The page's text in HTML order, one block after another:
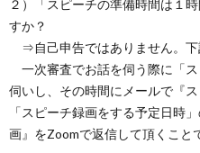
２）「スピーチの準備時間は１
すか？
⇒自己申告ではありません。下
一次審査でお話を伺う際に「
伺いし、その時間にメールで『
「スピーチ録画をする予定日時
画』をZoomで返信して頂くこと